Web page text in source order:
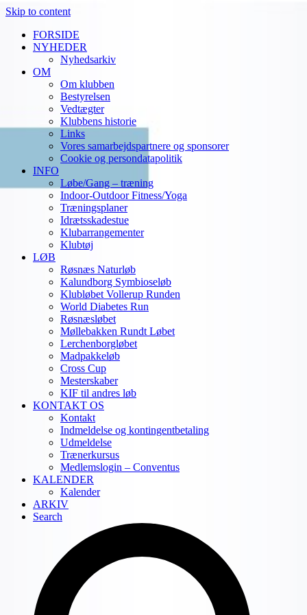
Skip to content
FORSIDE
NYHEDER
Nyhedsarkiv
OM
Om klubben
Bestyrelsen
Vedtægter
Klubbens historie
Links
Vores samarbejdspartnere og sponsorer
Cookie og persondatapolitik
INFO
Løbe/Gang – træning
Indoor-Outdoor Fitness/Yoga
Træningsplaner
Idrætsskadestue
Klubarrangementer
Klubtøj
LØB
Røsnæs Naturløb
Kalundborg Symbioseløb
Klubløbet Vollerup Runden
World Diabetes Run
Røsnæsløbet
Møllebakken Rundt Løbet
Lerchenborgløbet
Madpakkeløb
Cross Cup
Mesterskaber
KIF til andres løb
KONTAKT OS
Kontakt
Indmeldelse og kontingentbetaling
Udmeldelse
Trænerkursus
Medlemslogin – Conventus
KALENDER
Kalender
ARKIV
Search